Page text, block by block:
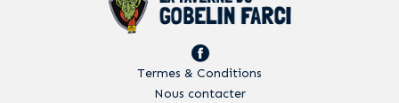
Termes & Conditions
Nous contacter